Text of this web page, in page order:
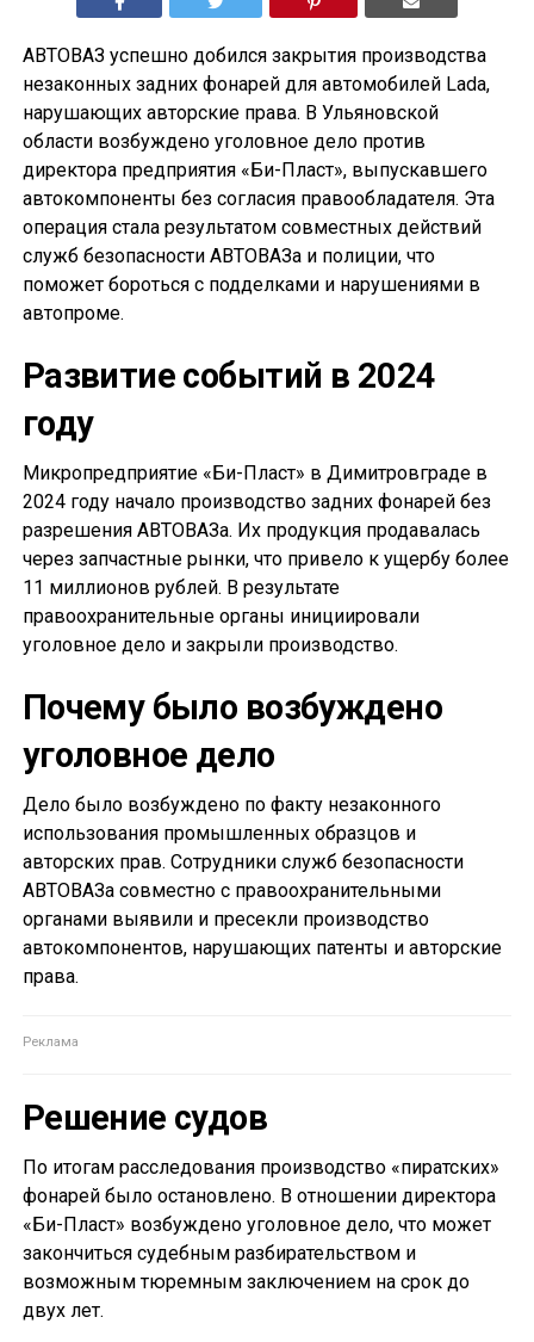
АВТОВАЗ успешно добился закрытия производства
незаконных задних фонарей для автомобилей Lada,
нарушающих авторские права. В Ульяновской
области возбуждено уголовное дело против
директора предприятия «Би-Пласт», выпускавшего
автокомпоненты без согласия правообладателя. Эта
операция стала результатом совместных действий
служб безопасности АВТОВАЗа и полиции, что
поможет бороться с подделками и нарушениями в
автопроме.
Развитие событий в 2024
году
Микропредприятие «Би-Пласт» в Димитровграде в
2024 году начало производство задних фонарей без
разрешения АВТОВАЗа. Их продукция продавалась
через запчастные рынки, что привело к ущербу более
11 миллионов рублей. В результате
правоохранительные органы инициировали
уголовное дело и закрыли производство.
Почему было возбуждено
уголовное дело
Дело было возбуждено по факту незаконного
использования промышленных образцов и
авторских прав. Сотрудники служб безопасности
АВТОВАЗа совместно с правоохранительными
органами выявили и пресекли производство
автокомпонентов, нарушающих патенты и авторские
права.
Решение судов
По итогам расследования производство «пиратских»
фонарей было остановлено. В отношении директора
«Би-Пласт» возбуждено уголовное дело, что может
закончиться судебным разбирательством и
возможным тюремным заключением на срок до
двух лет.